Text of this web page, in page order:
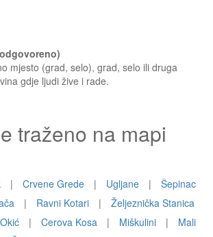
mjesto (grad, selo), grad, selo ili druga
gdje ljudi žive i rade.
traženo na mapi
| Crvene Grede | Ugljane |
Šepinac
| Ravni Kotari |
Željeznička Stanica
| Cerova Kosa | Miškulini |
Mali